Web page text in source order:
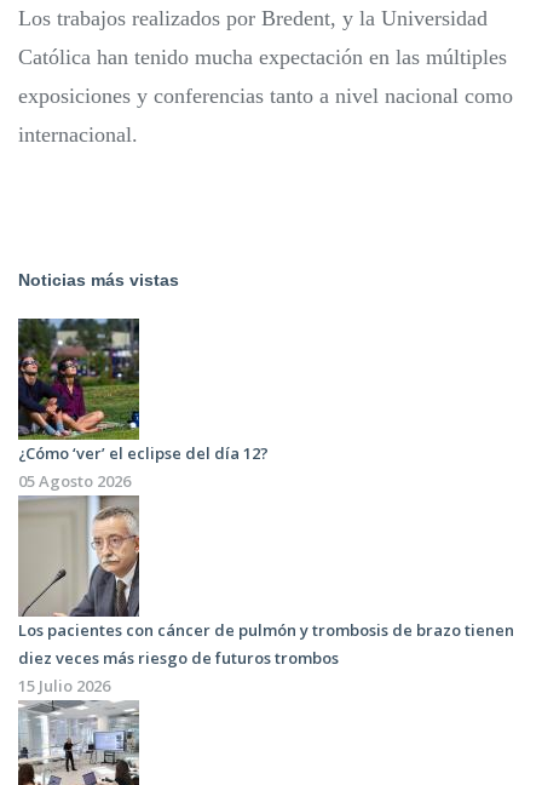
Los trabajos realizados por Bredent, y la Universidad
Católica han tenido mucha expectación en las múltiples
exposiciones y conferencias tanto a nivel nacional como
internacional.
Noticias más vistas
¿Cómo ‘ver’ el eclipse del día 12?
05 Agosto 2026
Los pacientes con cáncer de pulmón y trombosis de brazo tienen
diez veces más riesgo de futuros trombos
15 Julio 2026